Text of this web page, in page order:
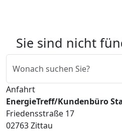
Sie sind nicht
Anfahrt
EnergieTreff/Kundenbüro
Friedensstraße 17
02763 Zittau